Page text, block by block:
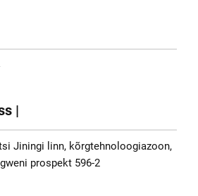
|
Jiningi linn, kõrgtehnoloogiazoon,
prospekt 596-2